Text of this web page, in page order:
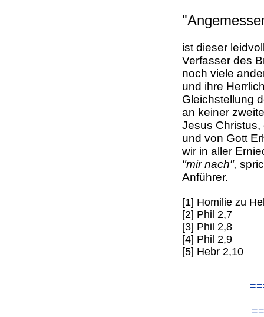
ist dieser
Verfasser des
noch viele
und ihre
Gleichstellung
an keiner
Jesus
und von Gott
wir in aller
"mir nach",
Anführer.
[1] Homilie zu
[2] Phil 2,7
[3] Phil 2,8
[4] Phil 2,9
[5] Hebr 2,10